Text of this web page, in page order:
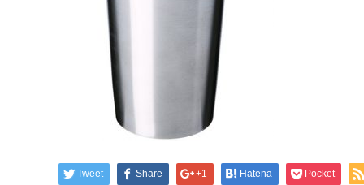
Tweet Share +1 Hatena Pocket